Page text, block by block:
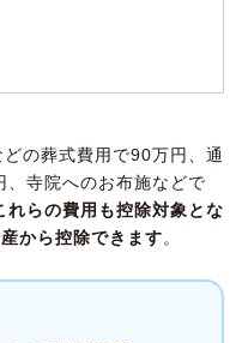
の葬式費用で90万円、通
寺院へのお布施などで
れらの費用も控除対象とな
から控除できます。